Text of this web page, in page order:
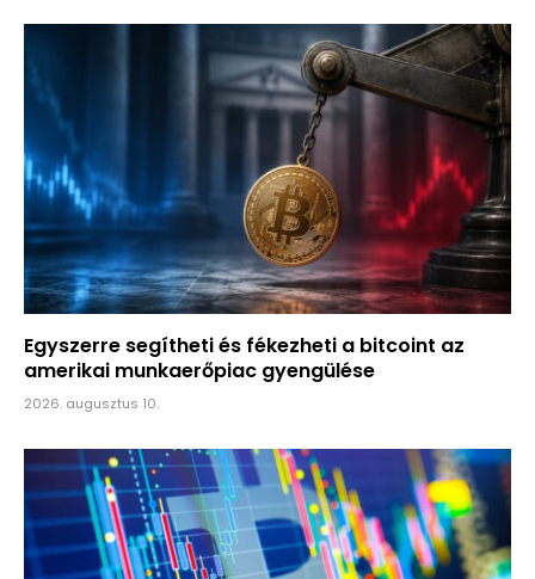
Egyszerre segítheti és fékezheti a bitcoint az
amerikai munkaerőpiac gyengülése
2026. augusztus 10.